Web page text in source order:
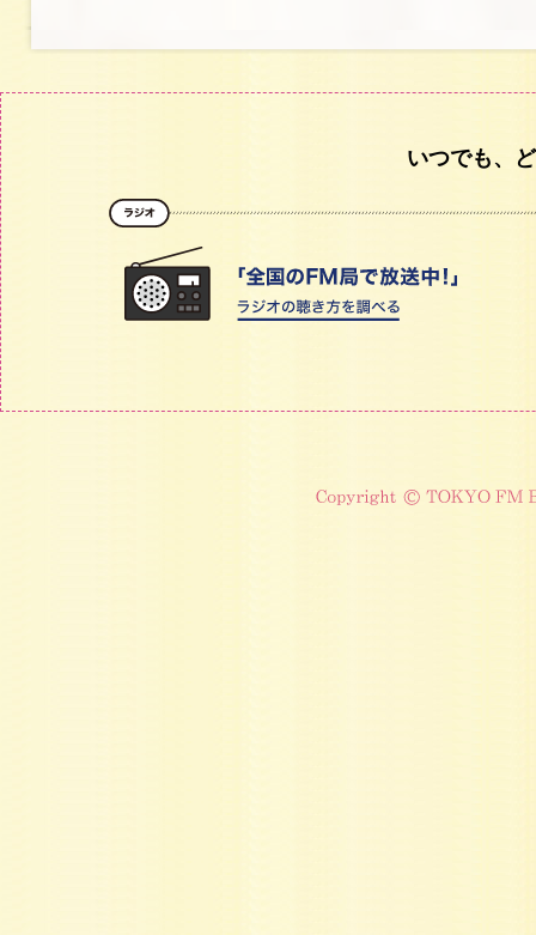
いつでも、